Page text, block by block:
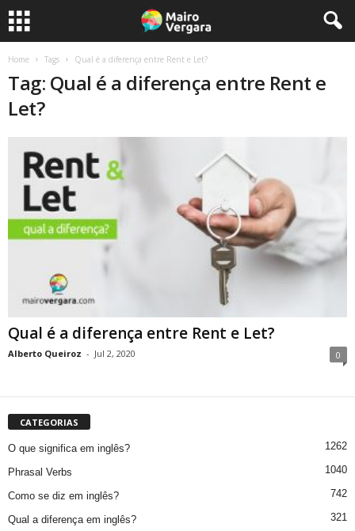
Home Tags Qual é a diferença entre Rent e Let?
Tag: Qual é a diferença entre Rent e
Let?
Qual é a diferença entre Rent e Let?
Alberto Queiroz - Jul 2, 2020 0
CATEGORIAS
O que significa em inglês? 1262
Phrasal Verbs 1040
Como se diz em inglês? 742
Qual a diferença em inglês? 321